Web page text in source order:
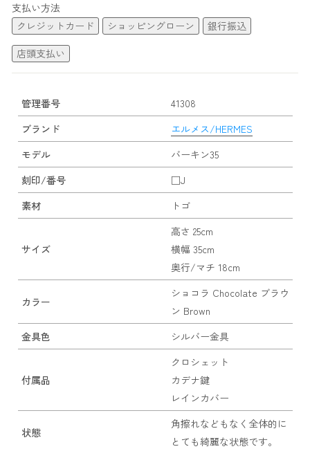
支払い方法
クレジットカード
ショッピングローン
銀行振込
店頭支払い
管理番号
41308
ブランド
エルメス/HERMES
モデル
バーキン35
刻印/番号
□J
素材
トゴ
サイズ
高さ 25cm
横幅 35cm
奥行/マチ 18cm
カラー
ショコラ Chocolate ブラウ
ン Brown
金具色
シルバー金具
付属品
クロシェット
カデナ鍵
レインカバー
状態
角擦れなどもなく全体的に
とても綺麗な状態です。